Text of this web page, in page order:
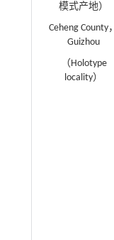
模式产地）
Ceheng County，
Guizhou
（Holotype
locality）